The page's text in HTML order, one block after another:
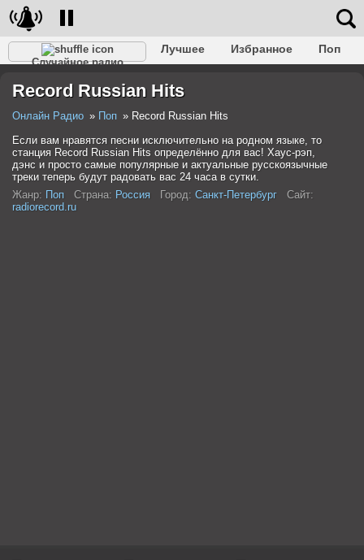
Случайное радио
Лучшее Избранное
Поп
Разговорное
Рэп Транс
Record Russian Hits
Онлайн Радио Поп
Record Russian Hits
Если вам нравятся песни исключительно на родном языке, то
станция Record Russian Hits определённо для вас! Хаус-рэп,
дэнс и просто самые популярные и актуальные русскоязычные
треки теперь будут радовать вас 24 часа в сутки.
Жанр: Поп Страна: Россия Город: Санкт-Петербург
Сайт:
radiorecord.ru